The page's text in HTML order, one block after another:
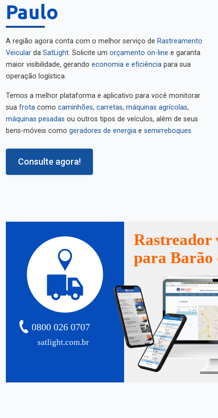
Paulo
A região agora conta com o melhor serviço de Rastreamento
Veicular da SatLight. Solicite um orçamento on-line e garanta
maior visibilidade, gerando economia e eficiência para sua
operação logística.
Temos a melhor plataforma e aplicativo para você monitorar
sua frota como caminhões, carretas, máquinas agrícolas,
máquinas pesadas ou outros tipos de veículos, além de seus
bens-móveis como geradores de energia e semirreboques.
Consulte agora!
satlight.com.br
0800 026 0707
Rastreador
para Barão